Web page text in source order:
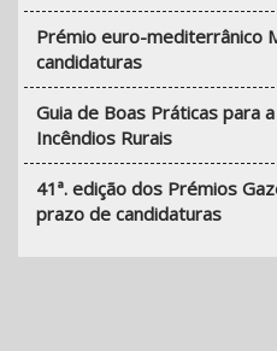
Prémio euro-mediterrânico
candidaturas
Guia de Boas Práticas para
Incêndios Rurais
41ª. edição dos Prémios
prazo de candidaturas